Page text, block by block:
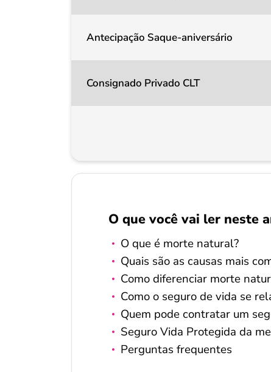
Antecipação Saque-aniversário
Consignado Privado CLT
O que você vai ler neste
O que é morte natural?
Quais são as causas mais
Como diferenciar morte
Como o seguro de vida se
Quem pode contratar um
Seguro Vida Protegida da
Perguntas frequentes